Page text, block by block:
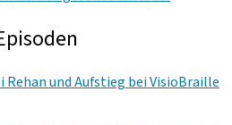
Rehan und Aufstieg bei VisioBraille